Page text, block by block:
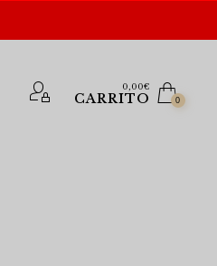
0,00€
CARRITO 0